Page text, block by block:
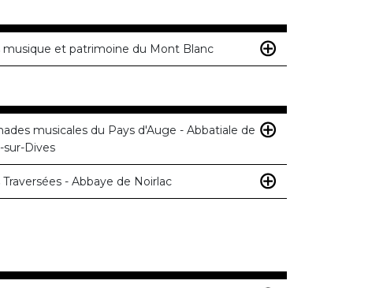
musique et patrimoine du Mont Blanc
musicales du Pays d'Auge - Abbatiale de
sur-Dives
Traversées - Abbaye de Noirlac